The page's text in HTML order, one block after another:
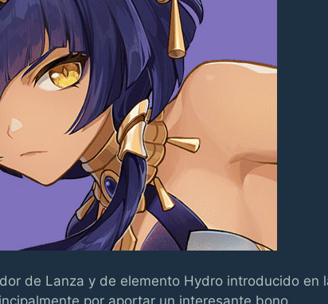
de Lanza y de elemento Hydro introducido en
por aportar un interesante bono